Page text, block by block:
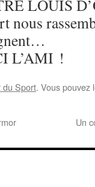
LOUIS
nous
L’AMI !
du Sport. Vous
Un